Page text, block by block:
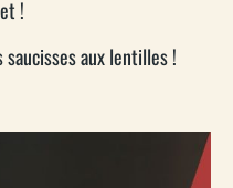
!
saucisses aux lentilles !